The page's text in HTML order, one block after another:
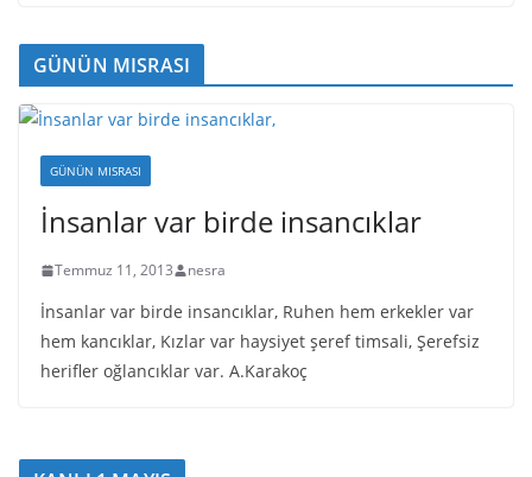
GÜNÜN MISRASI
GÜNÜN MISRASI
İnsanlar var birde insancıklar
Temmuz 11, 2013 nesra
İnsanlar var birde insancıklar, Ruhen hem erkekler var
hem kancıklar, Kızlar var haysiyet şeref timsali, Şerefsiz
herifler oğlancıklar var. A.Karakoç